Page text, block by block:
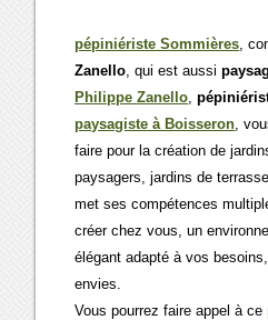
pépiniériste Sommières,
Zanello, qui est aussi
Philippe Zanello,
paysagiste à Boisseron,
faire pour la création de
paysagers, jardins de
met ses compétences
créer chez vous, un
élégant adapté à vos
envies.
Vous pourrez faire appel à ce